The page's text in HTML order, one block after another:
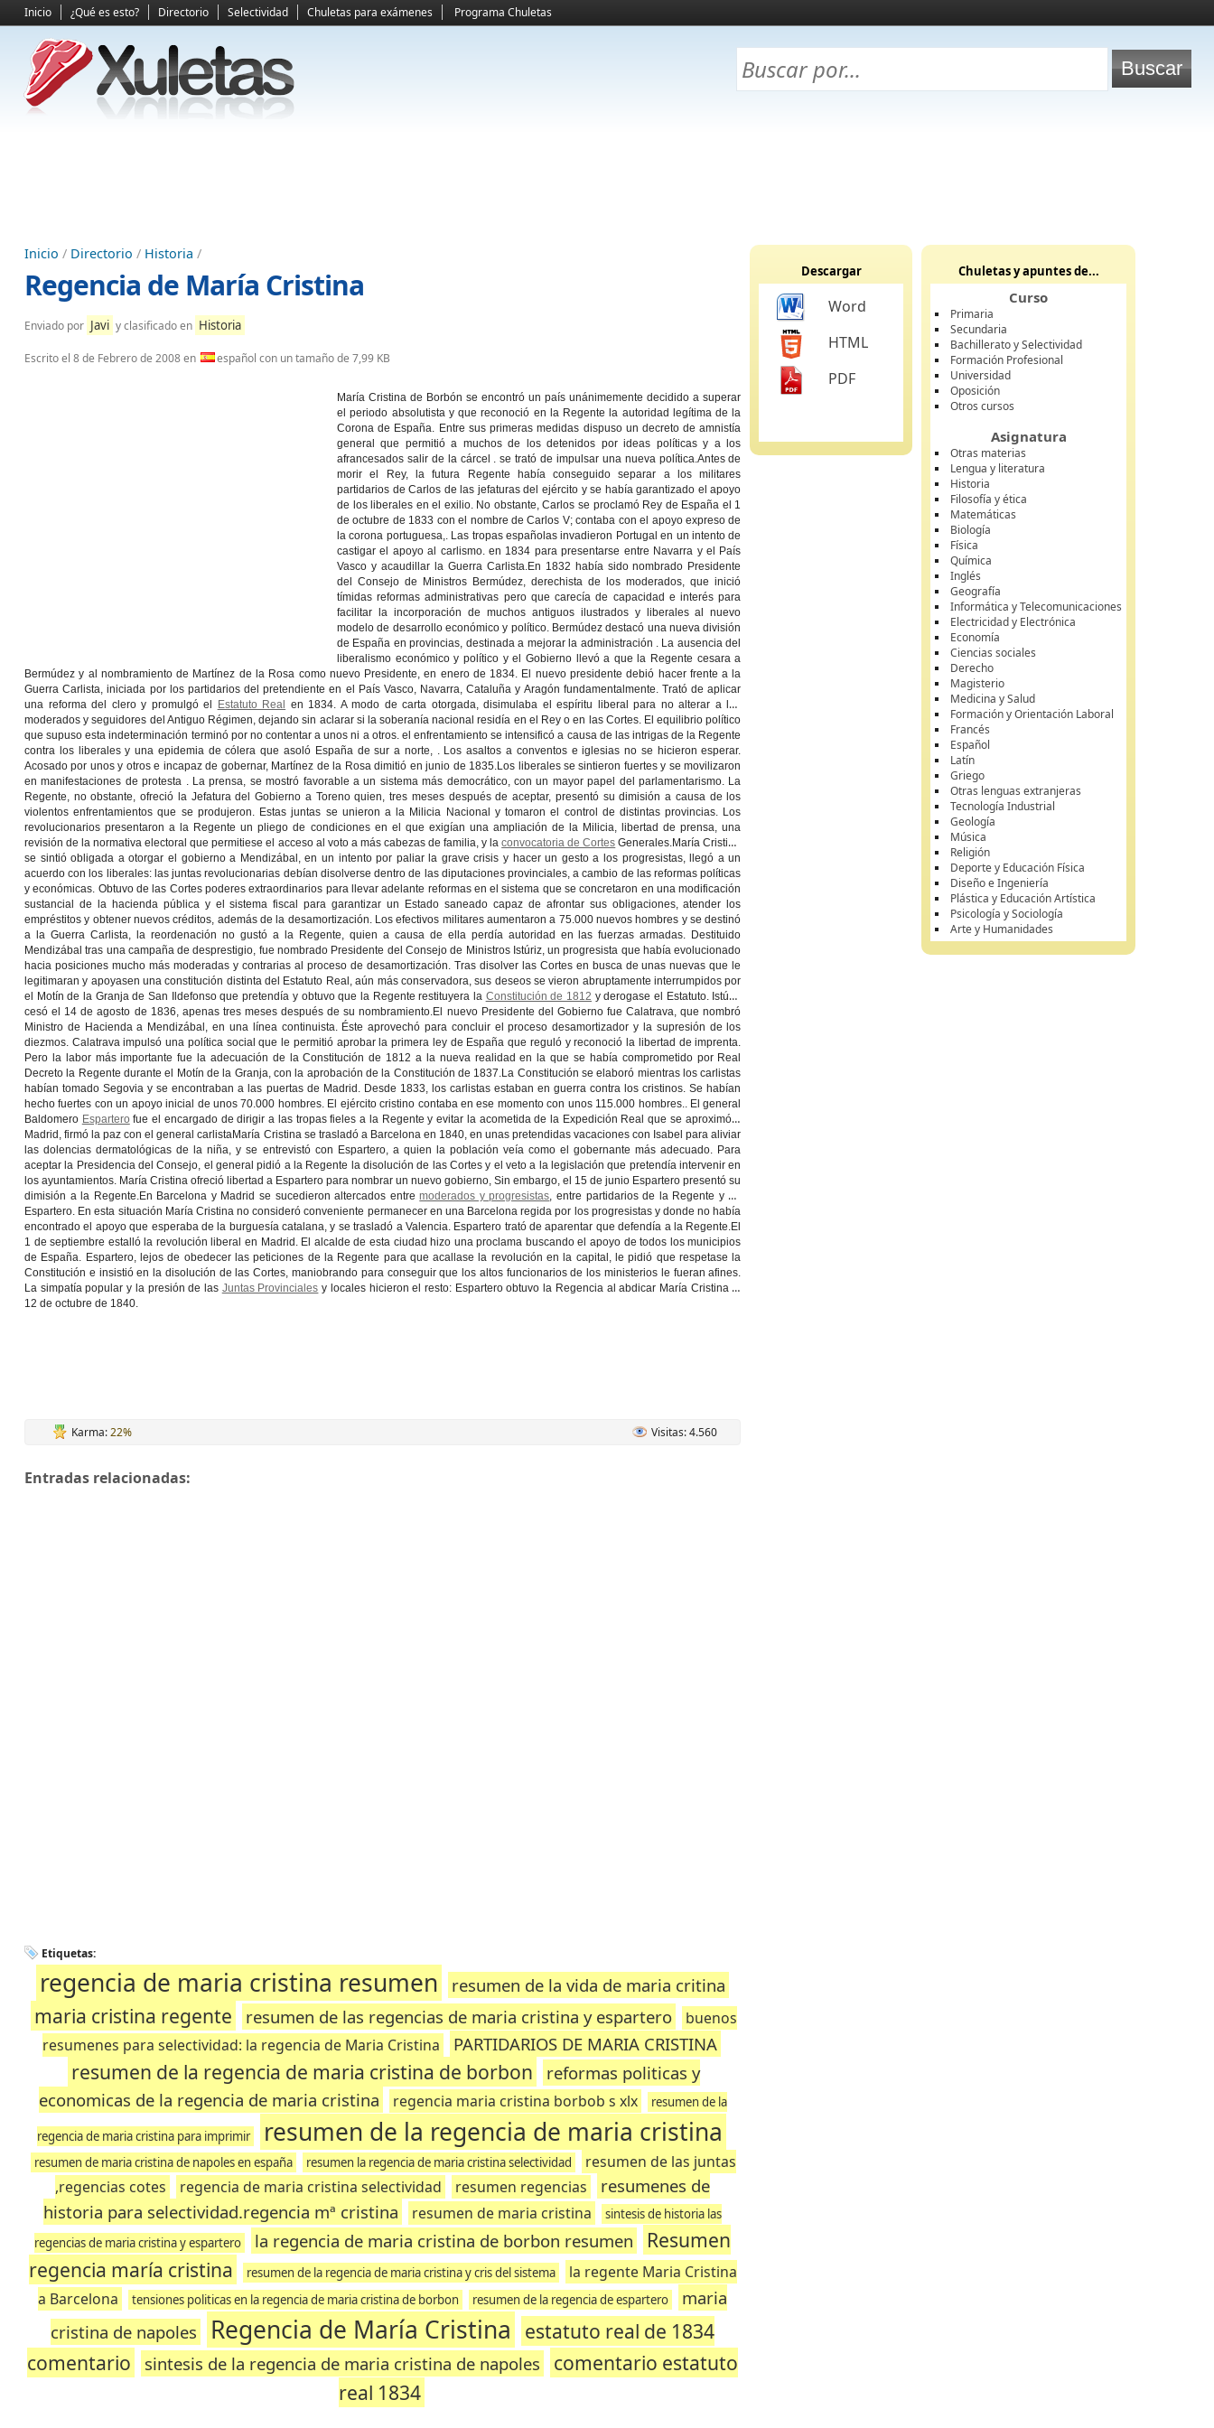
Inicio ¿Qué es esto? Directorio Selectividad Chuletas para exámenes Programa Chuletas
Inicio / Directorio / Historia /
Regencia de María Cristina
Enviado por Javi y clasificado en Historia
Escrito el 8 de Febrero de 2008en español con un tamaño de 7,99 KB
María Cristina de Borbón se encontró un país unánimemente decidido a superar
el periodo absolutista y que reconoció en la Regente la autoridad legítima de la
Corona de España. Entre sus primeras medidas dispuso un decreto de amnistía
general que permitió a muchos de los detenidos por ideas políticas y a los
afrancesados salir de la cárcel . se trató de impulsar una nueva política.Antes de
morir el Rey, la futura Regente había conseguido separar a los militares
partidarios de Carlos de las jefaturas del ejército y se había garantizado el apoyo
de los liberales en el exilio. No obstante, Carlos se proclamó Rey de España el 1
de octubre de 1833 con el nombre de Carlos V; contaba con el apoyo expreso de
la corona portuguesa,. Las tropas españolas invadieron Portugal en un intento de
castigar el apoyo al carlismo. en 1834 para presentarse entre Navarra y el País
Vasco y acaudillar la Guerra Carlista.En 1832 había sido nombrado Presidente
del Consejo de Ministros Bermúdez, derechista de los moderados, que inició
tímidas reformas administrativas pero que carecía de capacidad e interés para
facilitar la incorporación de muchos antiguos ilustrados y liberales al nuevo
modelo de desarrollo económico y político. Bermúdez destacó una nueva división
de España en provincias, destinada a mejorar la administración . La ausencia del
liberalismo económico y político y el Gobierno llevó a que la Regente cesara a
Bermúdez y al nombramiento de Martínez de la Rosa como nuevo Presidente, en enero de 1834. El nuevo presidente debió hacer frente a la
Guerra Carlista, iniciada por los partidarios del pretendiente en el País Vasco, Navarra, Cataluña y Aragón fundamentalmente. Trató de aplicar
una reforma del clero y promulgó el
Estatuto Real
en 1834. A modo de carta otorgada, disimulaba el espíritu liberal para no alterar a los
moderados y seguidores del Antiguo Régimen, dejando sin aclarar si la soberanía nacional residía en el Rey o en las Cortes. El equilibrio político
que supuso esta indeterminación terminó por no contentar a unos ni a otros. el enfrentamiento se intensificó a causa de las intrigas de la Regente
contra los liberales y una epidemia de cólera que asoló España de sur a norte, . Los asaltos a conventos e iglesias no se hicieron esperar.
Acosado por unos y otros e incapaz de gobernar, Martínez de la Rosa dimitió en junio de 1835.Los liberales se sintieron fuertes y se movilizaron
en manifestaciones de protesta . La prensa, se mostró favorable a un sistema más democrático, con un mayor papel del parlamentarismo. La
Regente, no obstante, ofreció la Jefatura del Gobierno a Toreno quien, tres meses después de aceptar, presentó su dimisión a causa de los
violentos enfrentamientos que se produjeron. Estas juntas se unieron a la Milicia Nacional y tomaron el control de distintas provincias. Los
revolucionarios presentaron a la Regente un pliego de condiciones en el que exigían una ampliación de la Milicia, libertad de prensa, una
revisión de la normativa electoral que permitiese el acceso al voto a más cabezas de familia, y laconvocatoria de Cortes Generales.María Cristina
se sintió obligada a otorgar el gobierno a Mendizábal, en un intento por paliar la grave crisis y hacer un gesto a los progresistas, llegó a un
acuerdo con los liberales: las juntas revolucionarias debían disolverse dentro de las diputaciones provinciales, a cambio de las reformas políticas
y económicas. Obtuvo de las Cortes poderes extraordinarios para llevar adelante reformas en el sistema que se concretaron en una modificación
sustancial de la hacienda pública y el sistema fiscal para garantizar un Estado saneado capaz de afrontar sus obligaciones, atender los
empréstitos y obtener nuevos créditos, además de la desamortización. Los efectivos militares aumentaron a 75.000 nuevos hombres y se destinó
a la Guerra Carlista, la reordenación no gustó a la Regente, quien a causa de ella perdía autoridad en las fuerzas armadas. Destituido
Mendizábal tras una campaña de desprestigio, fue nombrado Presidente del Consejo de Ministros Istúriz, un progresista que había evolucionado
hacia posiciones mucho más moderadas y contrarias al proceso de desamortización. Tras disolver las Cortes en busca de unas nuevas que le
legitimaran y apoyasen una constitución distinta del Estatuto Real, aún más conservadora, sus deseos se vieron abruptamente interrumpidos por
el Motín de la Granja de San Ildefonso que pretendía y obtuvo que la Regente restituyera la Constitución de 1812 y derogase el Estatuto. Istúriz
cesó el 14 de agosto de 1836, apenas tres meses después de su nombramiento.El nuevo Presidente del Gobierno fue Calatrava, que nombró
Ministro de Hacienda a Mendizábal, en una línea continuista. Éste aprovechó para concluir el proceso desamortizador y la supresión de los
diezmos. Calatrava impulsó una política social que le permitió aprobar la primera ley de España que reguló y reconoció la libertad de imprenta.
Pero la labor más importante fue la adecuación de la Constitución de 1812 a la nueva realidad en la que se había comprometido por Real
Decreto la Regente durante el Motín de la Granja, con la aprobación de la Constitución de 1837.La Constitución se elaboró mientras los carlistas
habían tomado Segovia y se encontraban a las puertas de Madrid. Desde 1833, los carlistas estaban en guerra contra los cristinos. Se habían
hecho fuertes con un apoyo inicial de unos 70.000 hombres. El ejército cristino contaba en ese momento con unos 115.000 hombres.. El general
Baldomero Espartero fue el encargado de dirigir a las tropas fieles a la Regente y evitar la acometida de la Expedición Real que se aproximó a
Madrid, firmó la paz con el general carlistaMaría Cristina se trasladó a Barcelona en 1840, en unas pretendidas vacaciones con Isabel para aliviar
las dolencias dermatológicas de la niña, y se entrevistó con Espartero, a quien la población veía como el gobernante más adecuado. Para
aceptar la Presidencia del Consejo, el general pidió a la Regente la disolución de las Cortes y el veto a la legislación que pretendía intervenir en
los ayuntamientos. María Cristina ofreció libertad a Espartero para nombrar un nuevo gobierno, Sin embargo, el 15 de junio Espartero presentó su
dimisión a la Regente.En Barcelona y Madrid se sucedieron altercados entremoderados y progresistas, entre partidarios de la Regente y de
Espartero. En esta situación María Cristina no consideró conveniente permanecer en una Barcelona regida por los progresistas y donde no había
encontrado el apoyo que esperaba de la burguesía catalana, y se trasladó a Valencia. Espartero trató de aparentar que defendía a la Regente.El
1 de septiembre estalló la revolución liberal en Madrid. El alcalde de esta ciudad hizo una proclama buscando el apoyo de todos los municipios
de España. Espartero, lejos de obedecer las peticiones de la Regente para que acallase la revolución en la capital, le pidió que respetase la
Constitución e insistió en la disolución de las Cortes, maniobrando para conseguir que los altos funcionarios de los ministerios le fueran afines.
La simpatía popular y la presión de las Juntas Provinciales y locales hicieron el resto: Espartero obtuvo la Regencia al abdicar María Cristina el
12 de octubre de 1840.
Karma:22% Visitas: 4.560
Entradas relacionadas:
Etiquetas:
regencia de maria cristina resumen resumen de la vida de maria critina
maria cristina regente resumen de las regencias de maria cristina y espartero
buenos
resumenes para selectividad: la regencia de Maria Cristina
PARTIDARIOS DE MARIA CRISTINA
resumen de la regencia de maria cristina de borbon
reformas politicas y
economicas de la regencia de maria cristina
regencia maria cristina borbob s xlx resumen de la
regencia de maria cristina para imprimir resumen de la regencia de maria cristina
resumen de maria cristina de napoles en españa resumen la regencia de maria cristina selectividad
resumen de las juntas
,regencias cotes
regencia de maria cristina selectividad resumen regencias
resumenes de
historia para selectividad.regencia mª cristina
resumen de maria cristina
sintesis de historia las
regencias de maria cristina y espartero
la regencia de maria cristina de borbon resumen
Resumen
regencia maría cristina
resumen de la regencia de maria cristina y cris del sistema
la regente Maria Cristina
a Barcelona
tensiones politicas en la regencia de maria cristina de borbon resumen de la regencia de espartero
maria
cristina de napoles
Regencia de María Cristina
estatuto real de 1834
comentario
sintesis de la regencia de maria cristina de napoles
comentario estatuto
real 1834
Descargar
Word
HTML
PDF
Chuletas y apuntes de...
Curso
Primaria
Secundaria
Bachillerato y Selectividad
Formación Profesional
Universidad
Oposición
Otros cursos
Asignatura
Otras materias
Lengua y literatura
Historia
Filosofía y ética
Matemáticas
Biología
Física
Química
Inglés
Geografía
Informática y Telecomunicaciones
Electricidad y Electrónica
Economía
Ciencias sociales
Derecho
Magisterio
Medicina y Salud
Formación y Orientación Laboral
Francés
Español
Latín
Griego
Otras lenguas extranjeras
Tecnología Industrial
Geología
Música
Religión
Deporte y Educación Física
Diseño e Ingeniería
Plástica y Educación Artística
Psicología y Sociología
Arte y Humanidades